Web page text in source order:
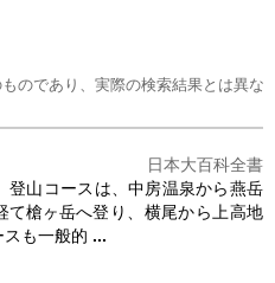
のであり、実際の検索結果とは異な
日本大百科全書
登山コースは、中房温泉から燕岳
て槍ヶ岳へ登り、横尾から上高地
スも一般的 ...